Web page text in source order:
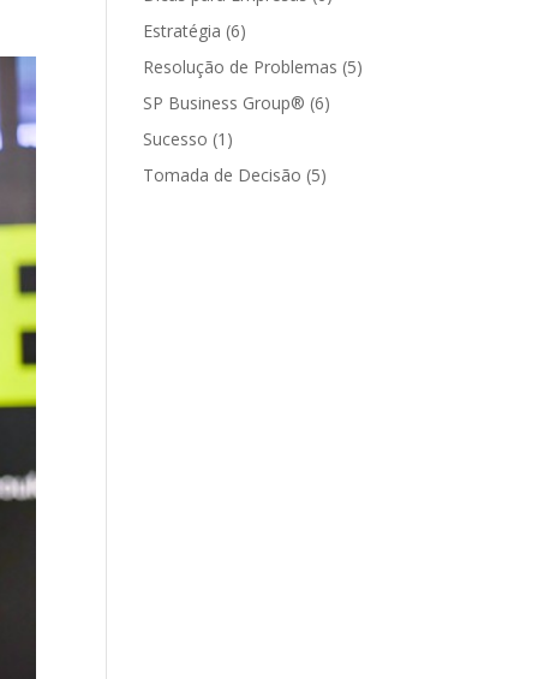
Estratégia (6)
Resolução de Problemas (5)
SP Business Group® (6)
Sucesso (1)
Tomada de Decisão (5)